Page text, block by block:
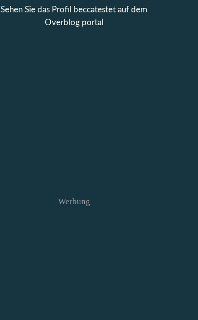
Sehen Sie das Profil
beccatestet auf dem
Overblog portal
Werbung